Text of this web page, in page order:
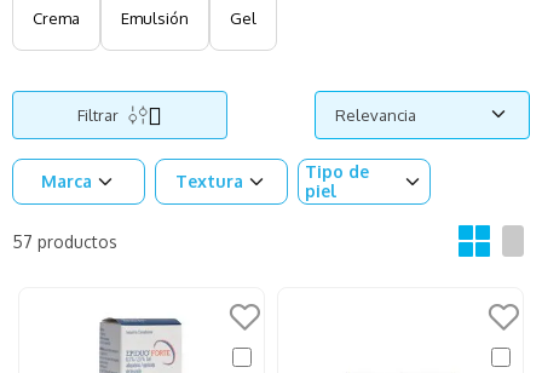
Crema Emulsión Gel
Filtrar Relevancia
Marca Textura
Tipo de
piel
57 productos